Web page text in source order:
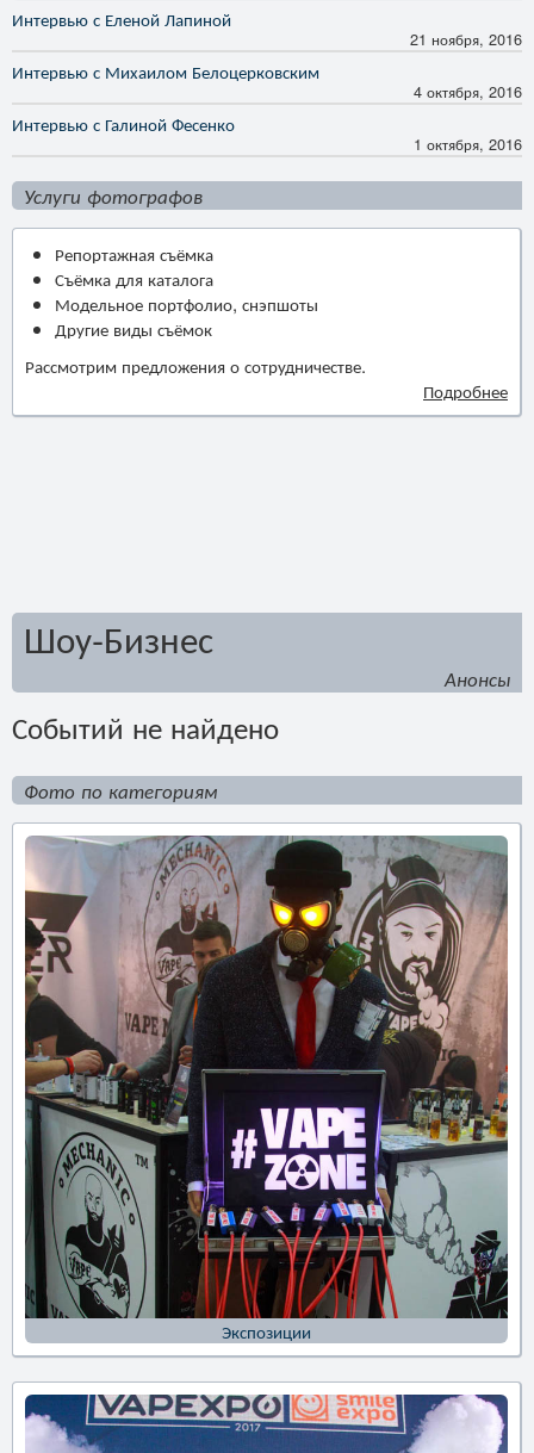
Интервью с Еленой Лапиной
21 ноября, 2016
Интервью с Михаилом Белоцерковским
4 октября, 2016
Интервью с Галиной Фесенко
1 октября, 2016
Услуги фотографов
Репортажная съёмка
Съёмка для каталога
Модельное портфолио, снэпшоты
Другие виды съёмок
Рассмотрим предложения о сотрудничестве.
Подробнее
Шоу-Бизнес
Анонсы
Событий не найдено
Фото по категориям
Экспозиции